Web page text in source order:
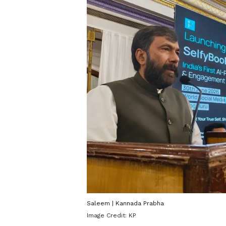
Saleem | Kannada Prabha
Image Credit: KP